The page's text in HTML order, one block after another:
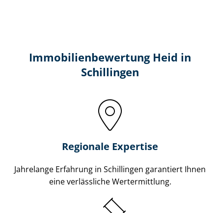
Immobilien­bewertung Heid in
Schillingen
Regionale Expertise
Jahrelange Erfahrung in Schillingen garantiert Ihnen
eine verlässliche Wertermittlung.